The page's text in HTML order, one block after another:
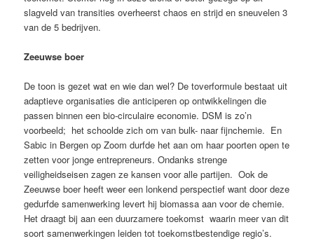
slagveld van transities overheerst chaos en strijd en sneuvelen 3
van de 5 bedrijven.
Zeeuwse boer
De toon is gezet wat en wie dan wel? De toverformule bestaat uit
adaptieve organisaties die anticiperen op ontwikkelingen die
passen binnen een bio-circulaire economie. DSM is zo’n
voorbeeld; het schoolde zich om van bulk- naar fijnchemie. En
Sabic in Bergen op Zoom durfde het aan om haar poorten open te
zetten voor jonge entrepreneurs. Ondanks strenge
veiligheidseisen zagen ze kansen voor alle partijen. Ook de
Zeeuwse boer heeft weer een lonkend perspectief want door deze
gedurfde samenwerking levert hij biomassa aan voor de chemie.
Het draagt bij aan een duurzamere toekomst waarin meer van dit
soort samenwerkingen leiden tot toekomstbestendige regio’s.